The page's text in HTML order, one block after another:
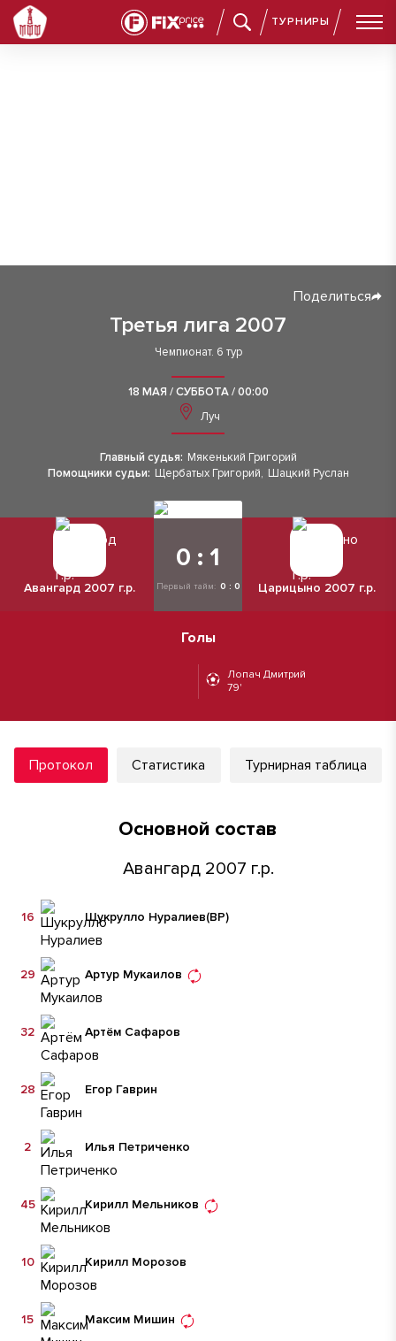
ТУРНИРЫ
Третья лига 2007
Поделиться
Чемпионат. 6 тур
18 МАЯ / СУББОТА / 00:00
Луч
Главный судья: Мякенький Григорий
Помощники судьи: Щербатых Григорий, Шацкий Руслан
Авангард 2007 г.р.
0 : 1
Первый тайм: 0 : 0 Царицыно 2007 г.р.
Голы
Лопач Дмитрий
79'
Протокол Статистика Турнирная таблица
Основной состав
Авангард 2007 г.р.
Шукрулло Нуралиев(ВР)
16
Артур Мукаилов
29
Артём Сафаров
32
Егор Гаврин
28
Илья Петриченко
2
Кирилл Мельников
45
Кирилл Морозов
10
Максим Мишин
15